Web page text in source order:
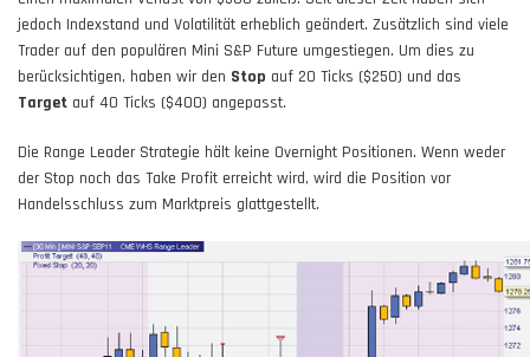
jedoch Indexstand und Volatilität erheblich geändert. Zusätzlich sind viele
Trader auf den populären Mini S&P Future umgestiegen. Um dies zu
berücksichtigen, haben wir den Stop auf 20 Ticks ($250) und das
Target auf 40 Ticks ($400) angepasst.
Die Range Leader Strategie hält keine Overnight Positionen. Wenn weder
der Stop noch das Take Profit erreicht wird, wird die Position vor
Handelsschluss zum Marktpreis glattgestellt.